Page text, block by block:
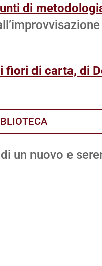
di
fiori di carta, di
un nuovo e